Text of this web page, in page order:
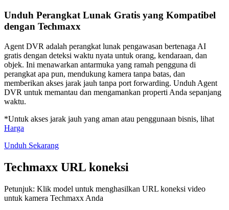
Unduh Perangkat Lunak Gratis yang Kompatibel
dengan Techmaxx
Agent DVR adalah perangkat lunak pengawasan bertenaga AI
gratis dengan deteksi waktu nyata untuk orang, kendaraan, dan
objek. Ini menawarkan antarmuka yang ramah pengguna di
perangkat apa pun, mendukung kamera tanpa batas, dan
memberikan akses jarak jauh tanpa port forwarding. Unduh Agent
DVR untuk memantau dan mengamankan properti Anda sepanjang
waktu.
*Untuk akses jarak jauh yang aman atau penggunaan bisnis, lihat
Harga
Unduh Sekarang
Techmaxx URL koneksi
Petunjuk: Klik model untuk menghasilkan URL koneksi video
untuk kamera Techmaxx Anda